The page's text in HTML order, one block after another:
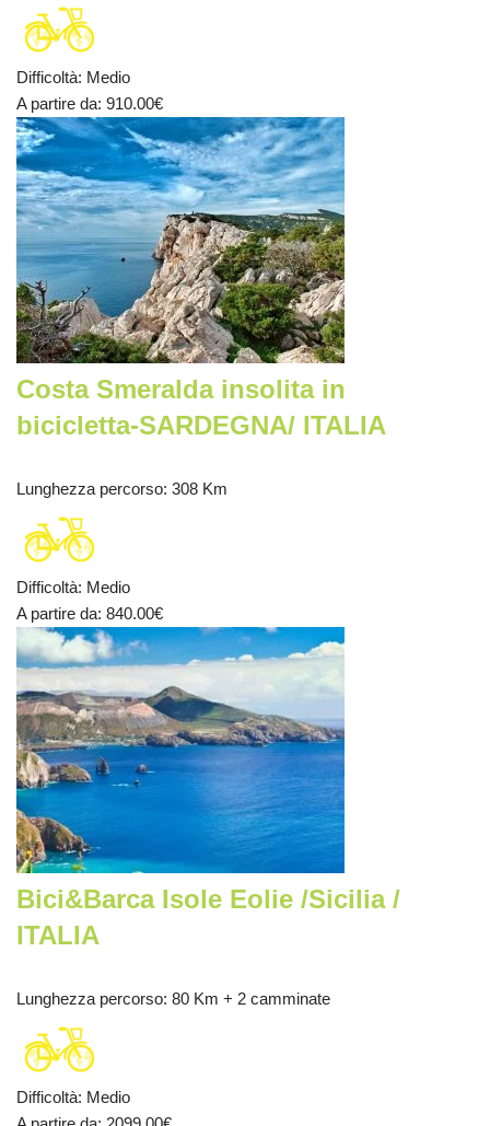
Difficoltà: Medio
A partire da: 910.00€
Costa Smeralda insolita in
bicicletta-SARDEGNA/ ITALIA
Lunghezza percorso: 308 Km
Difficoltà: Medio
A partire da: 840.00€
Bici&Barca Isole Eolie /Sicilia /
ITALIA
Lunghezza percorso: 80 Km + 2 camminate
Difficoltà: Medio